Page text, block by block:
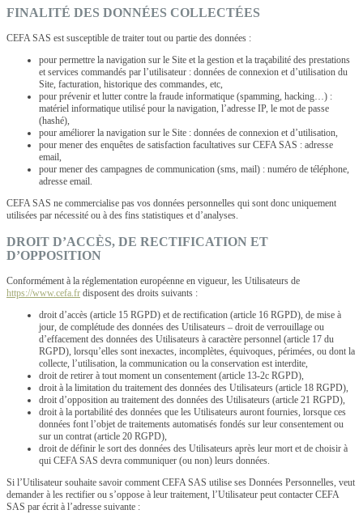
FINALITÉ DES DONNÉES COLLECTÉES
CEFA SAS est susceptible de traiter tout ou partie des données :
pour permettre la navigation sur le Site et la gestion et la traçabilité des prestations
et services commandés par l’utilisateur : données de connexion et d’utilisation du
Site, facturation, historique des commandes, etc,
pour prévenir et lutter contre la fraude informatique (spamming, hacking…) :
matériel informatique utilisé pour la navigation, l’adresse IP, le mot de passe
(hashé),
pour améliorer la navigation sur le Site : données de connexion et d’utilisation,
pour mener des enquêtes de satisfaction facultatives sur CEFA SAS : adresse
email,
pour mener des campagnes de communication (sms, mail) : numéro de téléphone,
adresse email.
CEFA SAS ne commercialise pas vos données personnelles qui sont donc uniquement
utilisées par nécessité ou à des fins statistiques et d’analyses.
DROIT D’ACCÈS, DE RECTIFICATION ET
D’OPPOSITION
Conformément à la réglementation européenne en vigueur, les Utilisateurs de
https://www.cefa.fr disposent des droits suivants :
droit d’accès (article 15 RGPD) et de rectification (article 16 RGPD), de mise à
jour, de complétude des données des Utilisateurs – droit de verrouillage ou
d’effacement des données des Utilisateurs à caractère personnel (article 17 du
RGPD), lorsqu’elles sont inexactes, incomplètes, équivoques, périmées, ou dont la
collecte, l’utilisation, la communication ou la conservation est interdite,
droit de retirer à tout moment un consentement (article 13-2c RGPD),
droit à la limitation du traitement des données des Utilisateurs (article 18 RGPD),
droit d’opposition au traitement des données des Utilisateurs (article 21 RGPD),
droit à la portabilité des données que les Utilisateurs auront fournies, lorsque ces
données font l’objet de traitements automatisés fondés sur leur consentement ou
sur un contrat (article 20 RGPD),
droit de définir le sort des données des Utilisateurs après leur mort et de choisir à
qui CEFA SAS devra communiquer (ou non) leurs données.
Si l’Utilisateur souhaite savoir comment CEFA SAS utilise ses Données Personnelles, veut
demander à les rectifier ou s’oppose à leur traitement, l’Utilisateur peut contacter CEFA
SAS par écrit à l’adresse suivante :